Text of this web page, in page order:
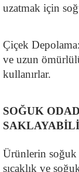
uzatmak için
Çiçek
ve uzun
kullanırlar.
SOĞUK
Ürünlerin soğuk
sıcaklık ve